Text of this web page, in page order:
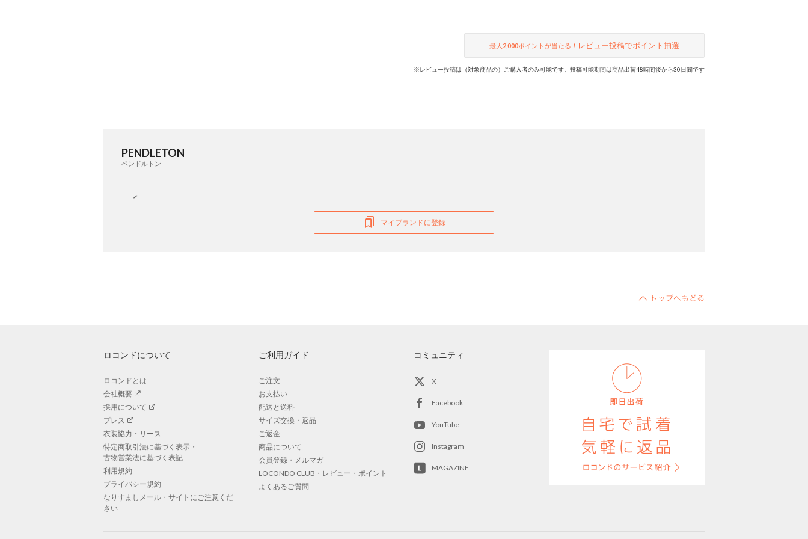
最大2,000ポイントが当たる！ レビュー投稿でポイント抽選
※レビュー投稿は（対象商品の）ご購入者のみ可能です。投稿可能期間は商品出荷48時間後から30日間です
PENDLETON
ペンドルトン
マイブランドに登録
ロコンドについて
ロコンドとは
会社概要
採用について
プレス
衣装協力・リース
特定商取引法に基づく表示・
古物営業法に基づく表記
利用規約
プライバシー規約
なりすましメール・サイトにご注意くだ
さい
ご利用ガイド
ご注文
お支払い
配送と送料
サイズ交換・返品
ご返金
商品について
会員登録・メルマガ
LOCONDO CLUB・レビュー・ポイント
よくあるご質問
コミュニティ
X
Facebook
YouTube
Instagram
MAGAZINE